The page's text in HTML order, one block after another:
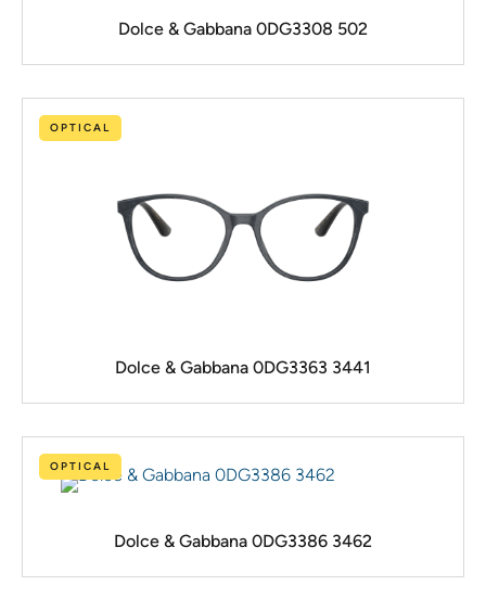
Dolce & Gabbana 0DG3308 502
OPTICAL
Dolce & Gabbana 0DG3363 3441
OPTICAL
Dolce & Gabbana 0DG3386 3462